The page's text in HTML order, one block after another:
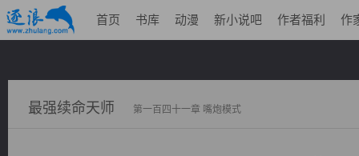
首页 书库 动漫 新小说吧 作者福利 作
最强续命天师 第一百四十一章 嘴炮模式